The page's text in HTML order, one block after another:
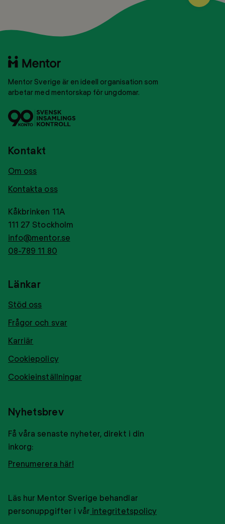
TO
Till
Mentor Sverige är en ideell organisation som
arbetar med mentorskap för ungdomar.
Svensk
insamlingskontroll
Kontakt
Om oss
Kontakta oss
Kåkbrinken 11A
111 27 Stockholm
info@mentor.se
08-789 11 80
Länkar
Stöd oss
Frågor och svar
Karriär
Cookiepolicy
Cookieinställningar
Nyhetsbrev
Få våra senaste nyheter, direkt i din
inkorg:
Prenumerera här!
Läs hur Mentor Sverige behandlar
personuppgifter i vår integritetspolicy